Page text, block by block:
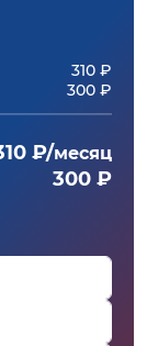
310 ₽
300 ₽
₽/месяц
300 ₽